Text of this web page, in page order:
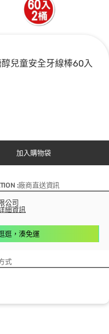
醇兒童安全牙線棒60入
加入購物袋
:廠商直送資訊
公司
細資訊
逛，湊免運
式